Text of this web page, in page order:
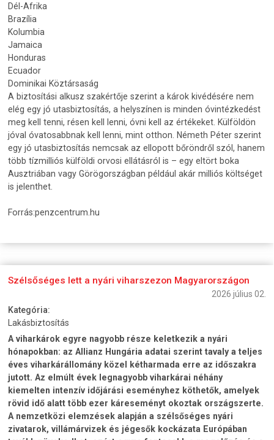
Dél-Afrika
Brazília
Kolumbia
Jamaica
Honduras
Ecuador
Dominikai Köztársaság
A biztosítási alkusz szakértője szerint a károk kivédésére nem
elég egy jó utasbiztosítás, a helyszínen is minden óvintézkedést
meg kell tenni, résen kell lenni, óvni kell az értékeket. Külföldön
jóval óvatosabbnak kell lenni, mint otthon. Németh Péter szerint
egy jó utasbiztosítás nemcsak az ellopott bőröndről szól, hanem
több tízmilliós külföldi orvosi ellátásról is – egy eltört boka
Ausztriában vagy Görögországban például akár milliós költséget
is jelenthet.
Forrás:penzcentrum.hu
Szélsőséges lett a nyári viharszezon Magyarországon
2026 július 02.
Kategória:
Lakásbiztosítás
A viharkárok egyre nagyobb része keletkezik a nyári
hónapokban: az Allianz Hungária adatai szerint tavaly a teljes
éves viharkárállomány közel kétharmada erre az időszakra
jutott. Az elmúlt évek legnagyobb viharkárai néhány
kiemelten intenzív időjárási eseményhez köthetők, amelyek
rövid idő alatt több ezer káreseményt okoztak országszerte.
A nemzetközi elemzések alapján a szélsőséges nyári
zivatarok, villámárvizek és jégesők kockázata Európában